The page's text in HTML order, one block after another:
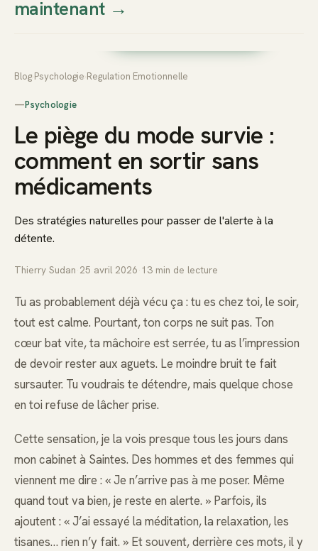
Thierry
Prendre rendez-vous dès
maintenant→
Blog Psychologie Regulation Emotionnelle
—Psychologie
Le piège du mode survie :
comment en sortir sans
médicaments
Des stratégies naturelles pour passer de l'alerte à la
détente.
Thierry Sudan 25 avril 2026 13 min de lecture
Tu as probablement déjà vécu ça : tu es chez toi, le soir,
tout est calme. Pourtant, ton corps ne suit pas. Ton
cœur bat vite, ta mâchoire est serrée, tu as l’impression
de devoir rester aux aguets. Le moindre bruit te fait
sursauter. Tu voudrais te détendre, mais quelque chose
en toi refuse de lâcher prise.
Cette sensation, je la vois presque tous les jours dans
mon cabinet à Saintes. Des hommes et des femmes qui
viennent me dire : « Je n’arrive pas à me poser. Même
quand tout va bien, je reste en alerte. » Parfois, ils
ajoutent : « J’ai essayé la méditation, la relaxation, les
tisanes… rien n’y fait. » Et souvent, derrière ces mots, il y